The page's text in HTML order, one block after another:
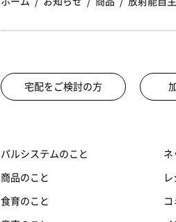
宅配をご検討の方
パルシステムのこと
商品のこと
食育のこと
ネ
コ